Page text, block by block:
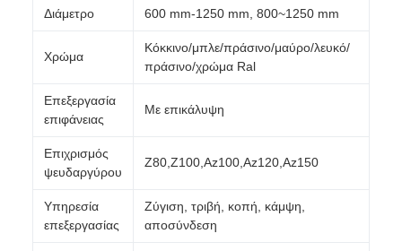
Διάμετρο 600 mm-1250 mm, 800~1250 mm
Χρώμα
Κόκκινο/μπλε/πράσινο/μαύρο/λευκό/
πράσινο/χρώμα Ral
Επεξεργασία
επιφάνειας
Με επικάλυψη
Επιχρισμός
ψευδαργύρου
Z80,Z100,Az100,Az120,Az150
Υπηρεσία
επεξεργασίας
Ζύγιση, τριβή, κοπή, κάμψη,
αποσύνδεση